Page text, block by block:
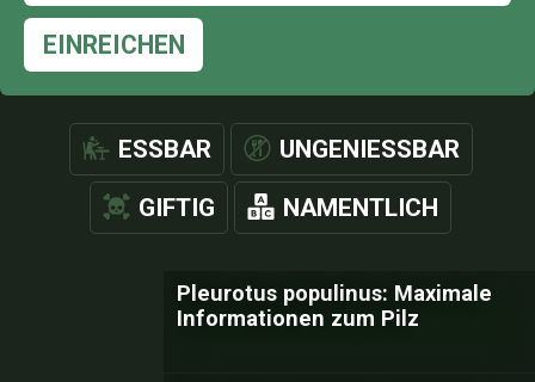
EINREICHEN
ESSBAR UNGENIESSBAR
GIFTIG NAMENTLICH
Pleurotus populinus: Maximale
Informationen zum Pilz